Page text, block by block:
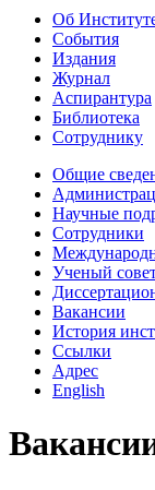
Об
События
Издания
Журнал
Аспирантура
Библиотека
Сотруднику
Общие
Научные
Сотрудники
Ученый
Вакансии
История
Ссылки
Адрес
English